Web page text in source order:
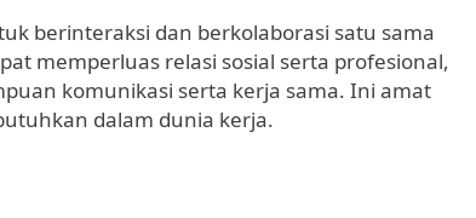
berinteraksi dan berkolaborasi satu sama
memperluas relasi sosial serta profesional,
komunikasi serta kerja sama. Ini amat
dalam dunia kerja.